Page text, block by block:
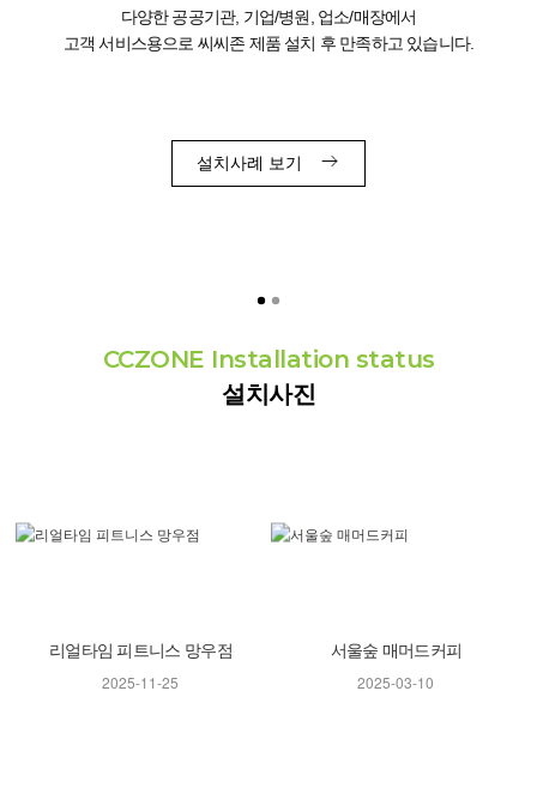
다양한 공공기관, 기업/병원, 업소/매장에서
고객 서비스용으로 씨씨존 제품 설치 후 만족하고 있습니다.
설치사례 보기
CCZONE Installation status
설치사진
리얼타임 피트니스 망우점
2025-11-25
서울숲 매머드커피
2025-03-10